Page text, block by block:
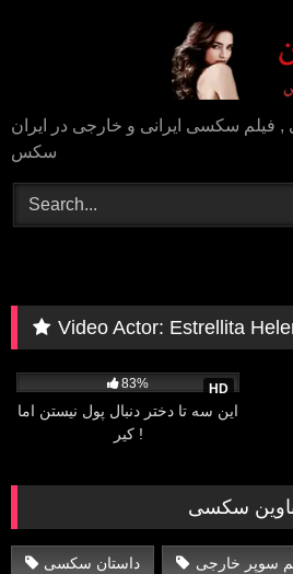
فیلم سکسی ایرانی و خارجی در ایران
سکس
Video Actor: Estrellita
HD
83%
این سه تا دختر دنبال پول نیستن اما
کیر !
سکسی
داستان سکسی سوپر خارجی